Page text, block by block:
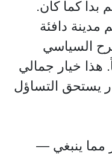
بدا كما كان.
مدينة دافئة
السياسي
هذا خيار جمالي
يستحق التساؤل
مما ينبغي —